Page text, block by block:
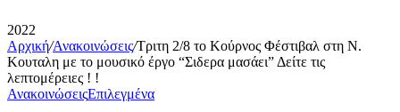
2022
Αρχική/Ανακοινώσεις/Τριτη 2/8 το Κούρνος Φέστιβαλ στη Ν.
Κουταλη με το μουσικό έργο “Σιδερα μασάει” Δείτε τις
λεπτομέρειες ! !
ΑνακοινώσειςΕπιλεγμένα